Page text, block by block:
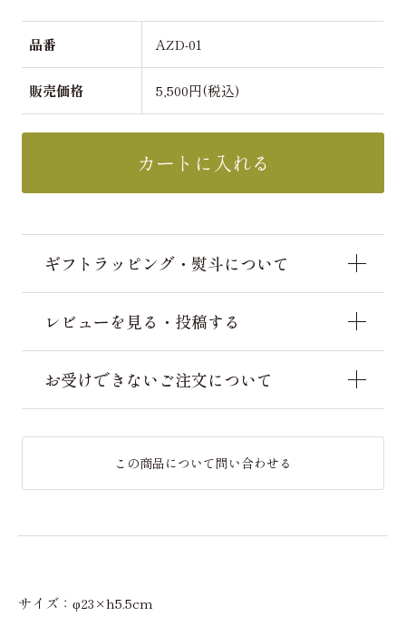
品番 AZD-01
販売価格 5,500円(税込)
カートに入れる
ギフトラッピング・熨斗について
レビューを見る・投稿する
お受けできないご注文について
この商品について問い合わせる
サイズ：φ23×h5.5cm